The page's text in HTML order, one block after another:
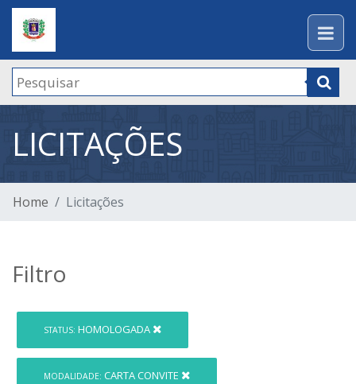
LICITAÇÕES
Home Licitações
Filtro
STATUS: HOMOLOGADA
MODALIDADE: CARTA CONVITE